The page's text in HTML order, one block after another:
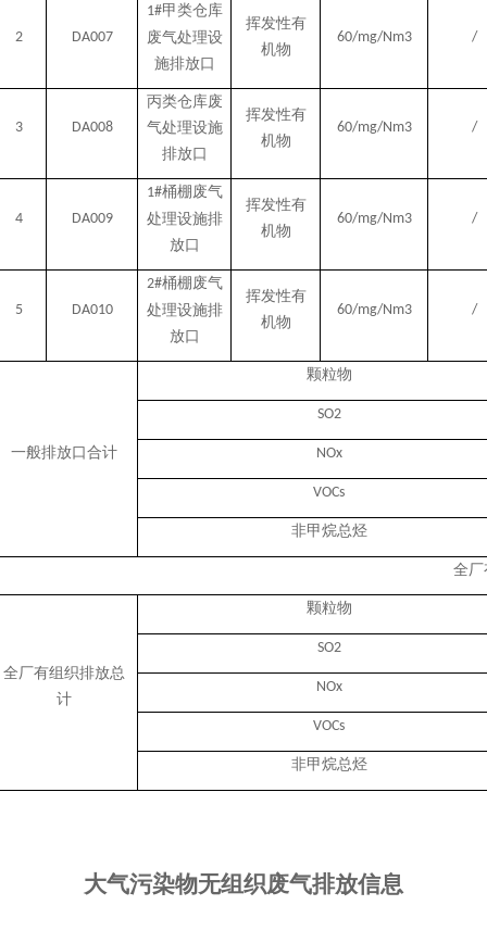
2 DA007
1#甲类仓库
废气处理设
施排放口
挥发性有
机物
60/mg/Nm3 /
3 DA008
丙类仓库废
气处理设施
排放口
挥发性有
机物
60/mg/Nm3 /
4 DA009
1#桶棚废气
处理设施排
放口
挥发性有
机物
60/mg/Nm3 /
5 DA010
2#桶棚废气
处理设施排
放口
挥发性有
机物
60/mg/Nm3 /
一般排放口合计
颗粒物
SO2
NOx
VOCs
非甲烷总烃
全厂
全厂有组织排放总
计
颗粒物
SO2
NOx
VOCs
非甲烷总烃
大气污染物无组织废气排放信息